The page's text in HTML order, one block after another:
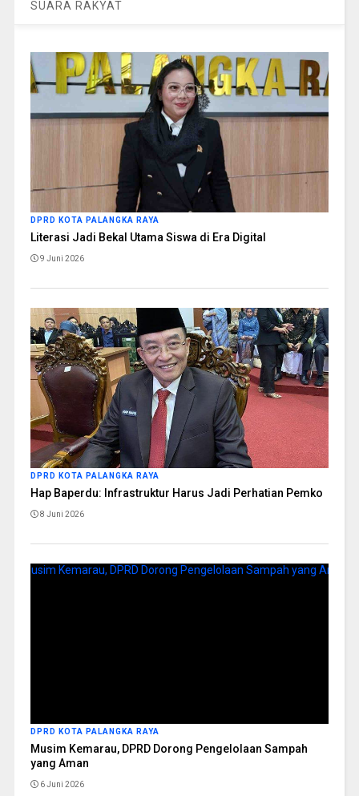
SUARA RAKYAT
DPRD KOTA PALANGKA RAYA
Literasi Jadi Bekal Utama Siswa di Era Digital
9 Juni 2026
DPRD KOTA PALANGKA RAYA
Hap Baperdu: Infrastruktur Harus Jadi Perhatian Pemko
8 Juni 2026
DPRD KOTA PALANGKA RAYA
Musim Kemarau, DPRD Dorong Pengelolaan Sampah
yang Aman
6 Juni 2026